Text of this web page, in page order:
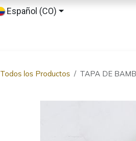
Español (CO)
Todos los Productos TAPA DE